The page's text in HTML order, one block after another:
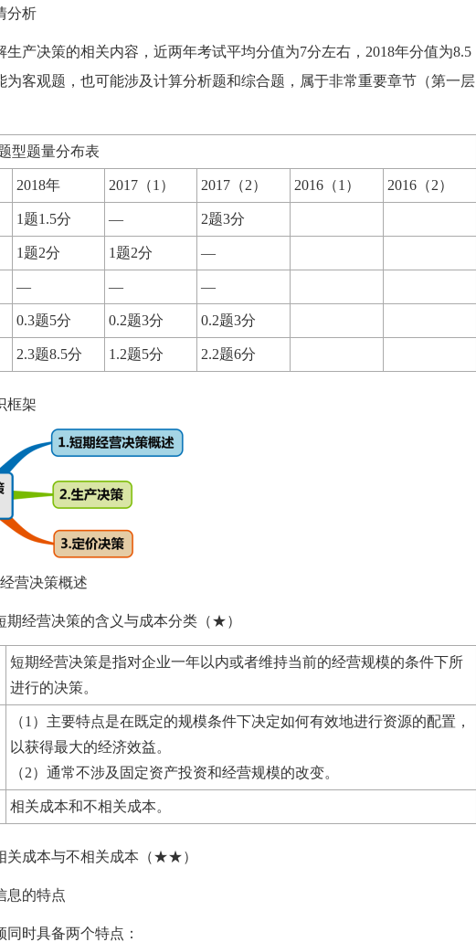
分析
生产决策的相关内容，近两年考试平均分值为7分左右，2018年分值为8.5
为客观题，也可能涉及计算分析题和综合题，属于非常重要章节（第一层
型题量分布表
2018年 2017（1） 2017（2） 2016（1） 2016（2）
1题1.5分 — 2题3分
1题2分 1题2分 —
— — —
0.3题5分 0.2题3分 0.2题3分
2.3题8.5分 1.2题5分 2.2题6分
框架
营决策概述
期经营决策的含义与成本分类（★）
短期经营决策是指对企业一年以内或者维持当前的经营规模的条件下所
进行的决策。
（1）主要特点是在既定的规模条件下决定如何有效地进行资源的配置，
以获得最大的经济效益。
（2）通常不涉及固定资产投资和经营规模的改变。
相关成本和不相关成本。
关成本与不相关成本（★★）
息的特点
同时具备两个特点：